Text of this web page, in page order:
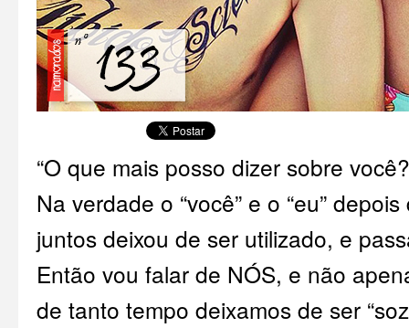
“O que mais posso dizer sobre você?
Na verdade o “você” e o “eu”
juntos deixou de ser utilizado, e
Então vou falar de NÓS, e não
de tanto tempo deixamos de ser